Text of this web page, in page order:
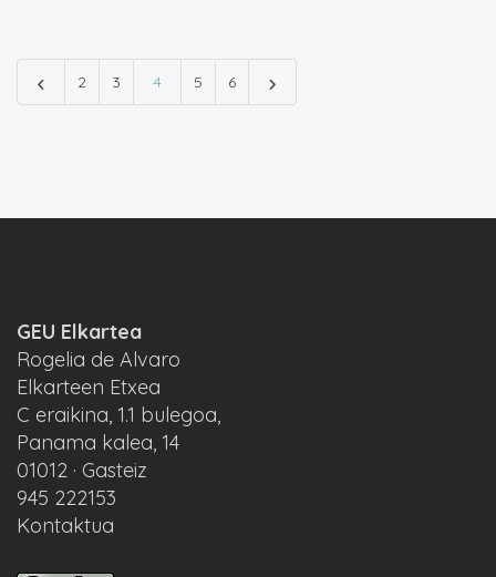
2 3 4 5 6
GEU Elkartea
Rogelia de Alvaro
Elkarteen Etxea
C eraikina, 1.1 bulegoa,
Panama kalea, 14
01012 · Gasteiz
945 222153
Kontaktua